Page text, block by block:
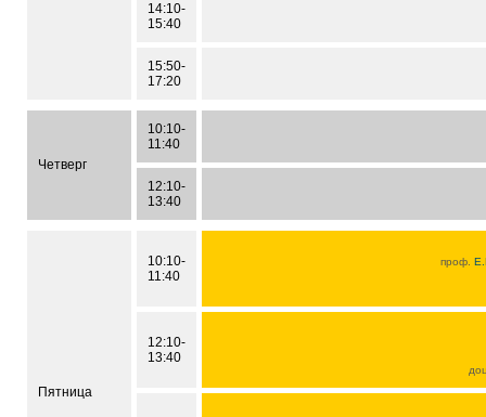
14:10-
15:40
15:50-
17:20
Четверг
10:10-
11:40
12:10-
13:40
Пятница
10:10-
11:40
проф.
12:10-
13:40